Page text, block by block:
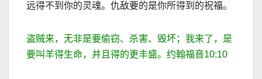
远得不到你的灵魂。仇敌要的是你所得到的祝福。
盗贼来，无非是要偷窃、 杀害、毁坏；我来了，是
要叫羊得生命，并且得的更丰盛。约翰福音10:10